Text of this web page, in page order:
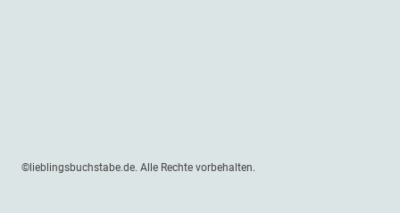
©lieblingsbuchstabe.de. Alle Rechte vorbehalten.